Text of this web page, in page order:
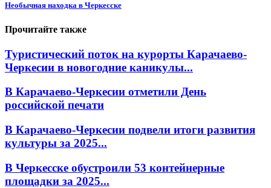
Необычная находка в Черкесске
Прочитайте также
Туристический поток на курорты Карачаево-
Черкесии в новогодние каникулы...
В Карачаево-Черкесии отметили День
российской печати
В Карачаево-Черкесии подвели итоги развития
культуры за 2025...
В Черкесске обустроили 53 контейнерные
площадки за 2025...